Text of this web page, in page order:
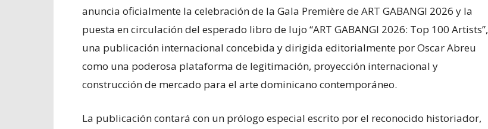
anuncia oficialmente la celebración de la Gala Première de ART GABANGI 2026 y la
puesta en circulación del esperado libro de lujo “ART GABANGI 2026: Top 100 Artists”,
una publicación internacional concebida y dirigida editorialmente por Oscar Abreu
como una poderosa plataforma de legitimación, proyección internacional y
construcción de mercado para el arte dominicano contemporáneo.
La publicación contará con un prólogo especial escrito por el reconocido historiador,